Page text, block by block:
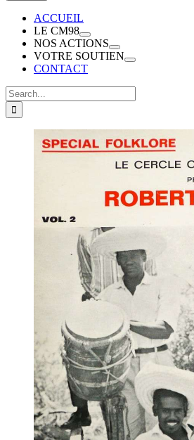
ACCUEIL
LE CM98
NOS ACTIONS
VOTRE SOUTIEN
CONTACT
Search
for:
Larger